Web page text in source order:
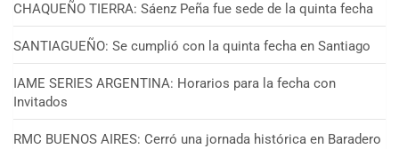
CHAQUEÑO TIERRA: Sáenz Peña fue sede de la quinta fecha
SANTIAGUEÑO: Se cumplió con la quinta fecha en Santiago
IAME SERIES ARGENTINA: Horarios para la fecha con
Invitados
RMC BUENOS AIRES: Cerró una jornada histórica en Baradero